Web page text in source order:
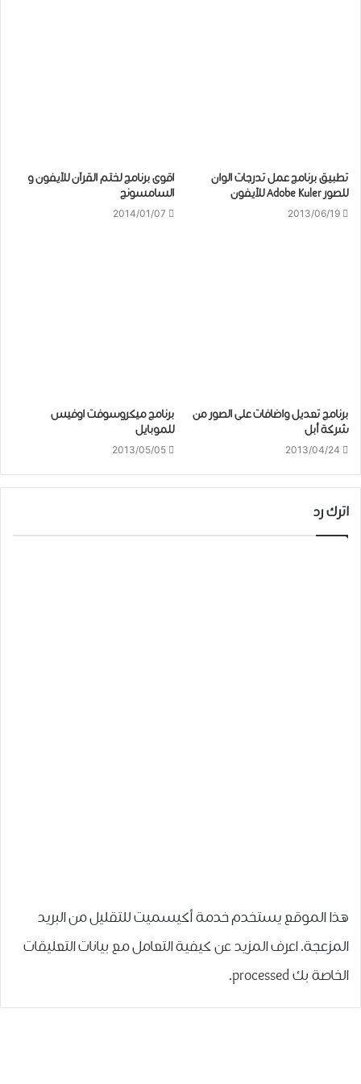
تطبيق برنامج عمل تدرجات الوان
للصور Adobe Kuler للآيفون
2013/06/19
اقوى برنامج لختم القرآن للآيفون و
السامسونج
2014/01/07
برنامج تعديل واضافات على الصور من
شركة أبل
2013/04/24
برنامج ميكروسوفت اوفيس
للموبايل
2013/05/05
اترك رد
هذا الموقع يستخدم خدمة أكيسميت للتقليل من البريد
المزعجة.اعرف المزيد عن كيفية التعامل مع بيانات التعليقات
الخاصة بك processed
.